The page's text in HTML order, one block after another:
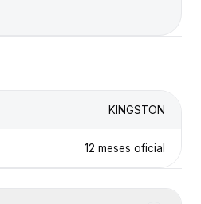
KINGSTON
12 meses oficial